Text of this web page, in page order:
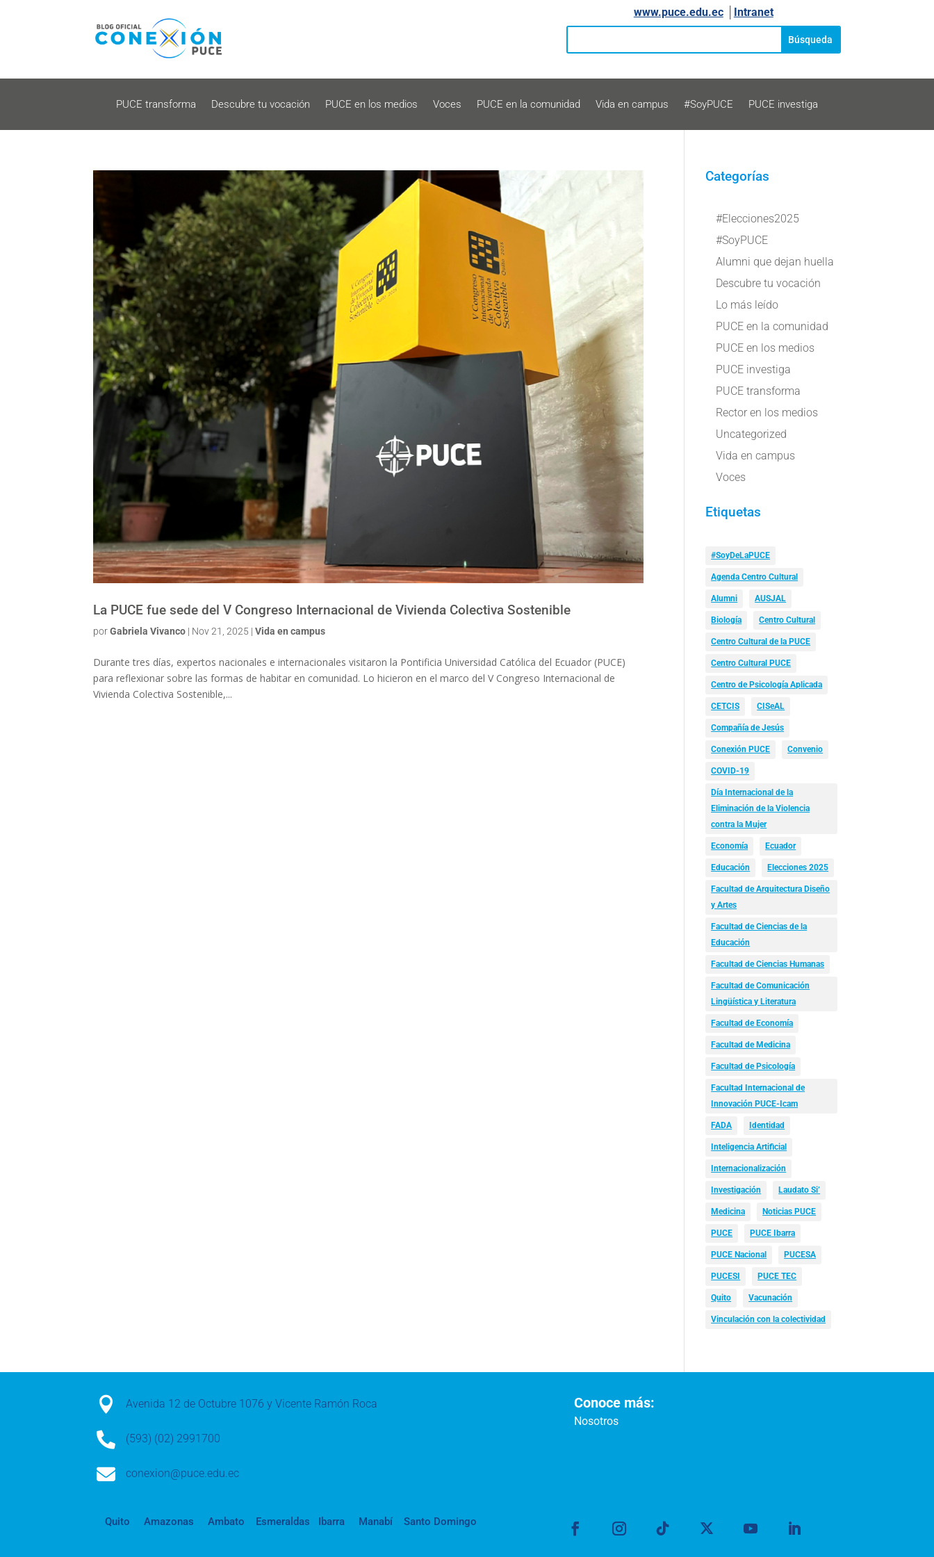
www.puce.edu.ec│ Intranet
PUCE transforma Descubre tu vocación PUCE en los medios Voces PUCE en la comunidad Vida en campus #SoyPUCE PUCE investiga
La PUCE fue sede del V Congreso Internacional de Vivienda Colectiva Sostenible
porGabriela Vivanco | Nov 21, 2025 |Vida en campus
Durante tres días, expertos nacionales e internacionales visitaron la Pontificia Universidad Católica del Ecuador (PUCE)
para reflexionar sobre las formas de habitar en comunidad. Lo hicieron en el marco del V Congreso Internacional de
Vivienda Colectiva Sostenible,...
Categorías
#Elecciones2025
#SoyPUCE
Alumni que dejan huella
Descubre tu vocación
Lo más leído
PUCE en la comunidad
PUCE en los medios
PUCE investiga
PUCE transforma
Rector en los medios
Uncategorized
Vida en campus
Voces
Etiquetas
#SoyDeLaPUCE
Agenda Centro Cultural
Alumni AUSJAL
Biología Centro Cultural
Centro Cultural de la PUCE
Centro Cultural PUCE
Centro de Psicología Aplicada
CETCIS CISeAL
Compañía de Jesús
Conexión PUCE Convenio
COVID-19
Día Internacional de la
Eliminación de la Violencia
contra la Mujer
Economía Ecuador
Educación Elecciones 2025
Facultad de Arquitectura Diseño
y Artes
Facultad de Ciencias de la
Educación
Facultad de Ciencias Humanas
Facultad de Comunicación
Lingüística y Literatura
Facultad de Economía
Facultad de Medicina
Facultad de Psicología
Facultad Internacional de
Innovación PUCE-Icam
FADA Identidad
Inteligencia Artificial
Internacionalización
Investigación Laudato Si’
Medicina Noticias PUCE
PUCE PUCE Ibarra
PUCE Nacional PUCESA
PUCESI PUCE TEC
Quito Vacunación
Vinculación con la colectividad
 Avenida 12 de Octubre 1076 y Vicente Ramón Roca
 (593) (02) 2991700
 conexion@puce.edu.ec
Conoce más:
Nosotros
Quito Amazonas Ambato Esmeraldas Ibarra Manabí Santo Domingo